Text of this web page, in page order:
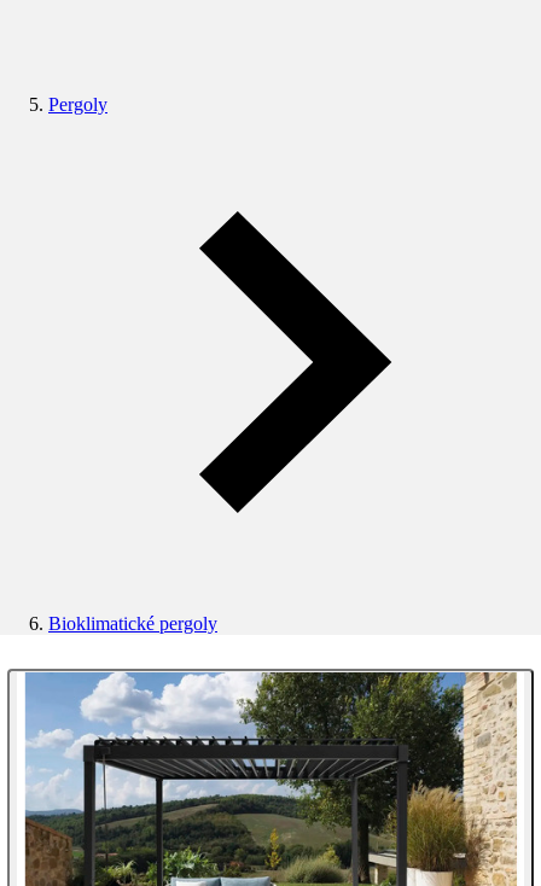
Pergoly
Bioklimatické pergoly